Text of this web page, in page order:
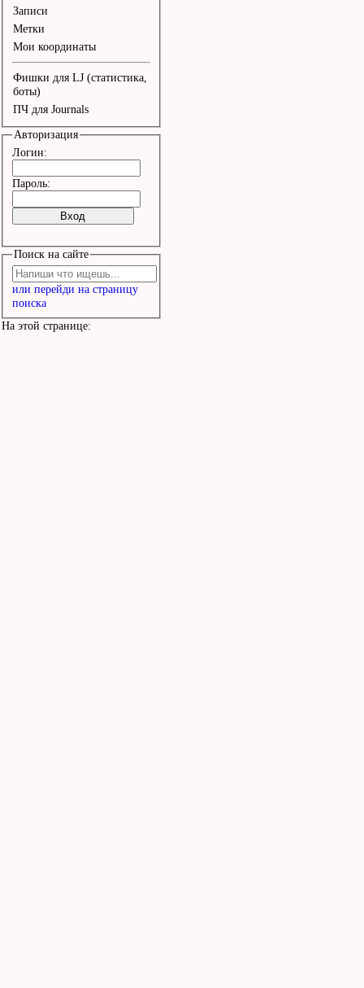
Записи
Метки
Мои координаты
Фишки для LJ (статистика,
боты)
ПЧ для Journals
Авторизация
Логин:
Пароль:
Поиск на сайте
или перейди на страницу
поиска
На этой странице: